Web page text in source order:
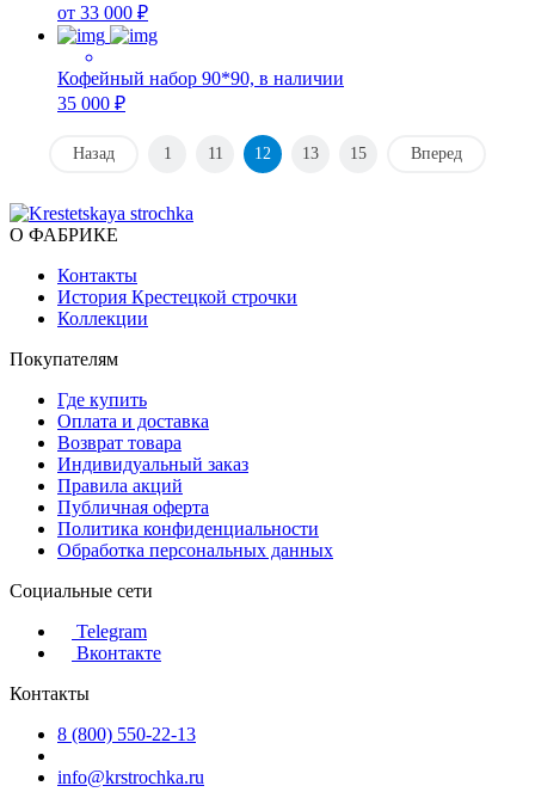
от 33 000 ₽
Кофейный набор 90*90, в наличии
35 000 ₽
Назад 1 11 12 13 15 Вперед
О ФАБРИКЕ
Контакты
История Крестецкой строчки
Коллекции
Покупателям
Где купить
Оплата и доставка
Возврат товара
Индивидуальный заказ
Правила акций
Публичная оферта
Политика конфиденциальности
Обработка персональных данных
Социальные сети
Telegram
Вконтакте
Контакты
8 (800) 550-22-13
info@krstrochka.ru